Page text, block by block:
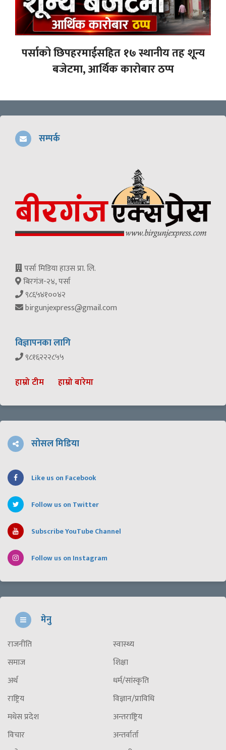
पर्साको छिपहरमाईसहित १७ स्थानीय तह शून्य
बजेटमा, आर्थिक कारोबार ठप्प
सम्पर्क
पर्सा मिडिया हाउस प्रा. लि.
बिरगंज-२४, पर्सा
९८६५४१००४२
birgunjexpress@gmail.com
विज्ञापनका लागि
९८१६२२२८५५
हाम्रो टीम हाम्रो बारेमा
सोसल मिडिया
Like us on Facebook
Follow us on Twitter
Subscribe YouTube Channel
Follow us on Instagram
मेनु
राजनीति
समाज
अर्थ
राष्ट्रिय
मधेस प्रदेश
विचार
स्वास्थ्य
शिक्षा
धर्म/सांस्कृति
विज्ञान/प्राविधि
अन्तराष्ट्रिय
अन्तर्वार्ता